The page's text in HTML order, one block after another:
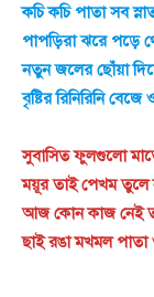
কচি কচি পাতা সব
পাপড়িরা ঝরে পড়ে
নতুন জলের ছোঁয়া
বৃষ্টির রিনিরিনি
সুবাসিত ফুলগুলো
ময়ূর তাই পেখম তুলে
আজ কোন কাজ নেই
ছাই রঙা মখমল